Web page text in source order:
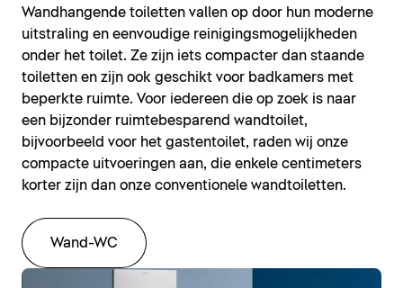
Wandhangende toiletten vallen op door hun moderne
uitstraling en eenvoudige reinigingsmogelijkheden
onder het toilet. Ze zijn iets compacter dan staande
toiletten en zijn ook geschikt voor badkamers met
beperkte ruimte. Voor iedereen die op zoek is naar
een bijzonder ruimtebesparend wandtoilet,
bijvoorbeeld voor het gastentoilet, raden wij onze
compacte uitvoeringen aan, die enkele centimeters
korter zijn dan onze conventionele wandtoiletten.
Wand-WC